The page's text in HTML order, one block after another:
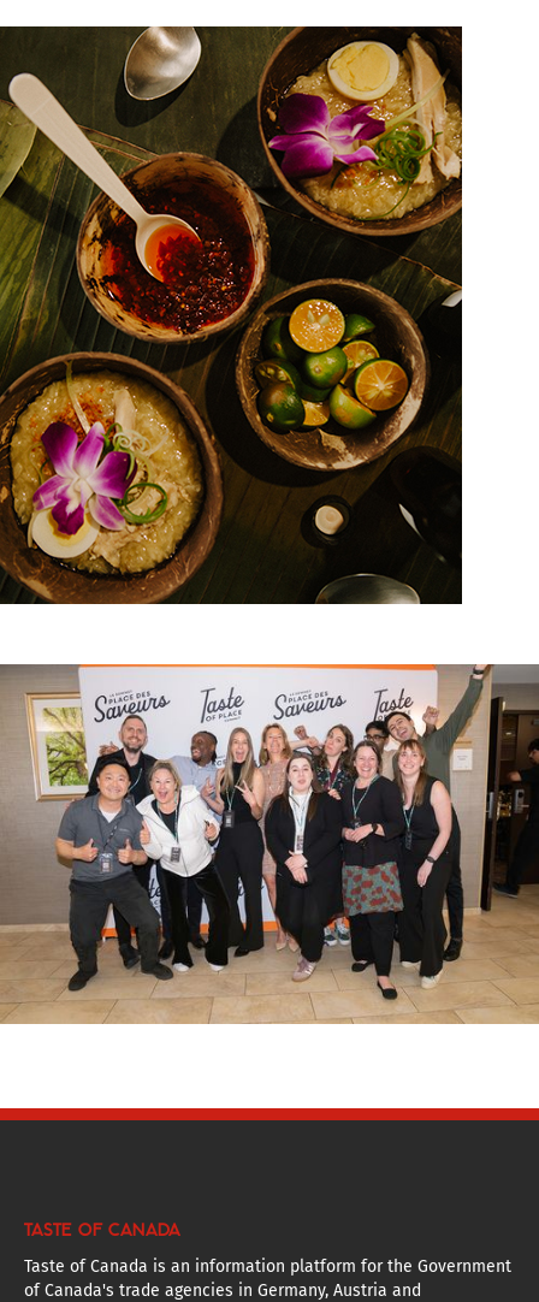
TASTE OF CANADA
Taste of Canada is an information platform for the Government
of Canada's trade agencies in Germany, Austria and